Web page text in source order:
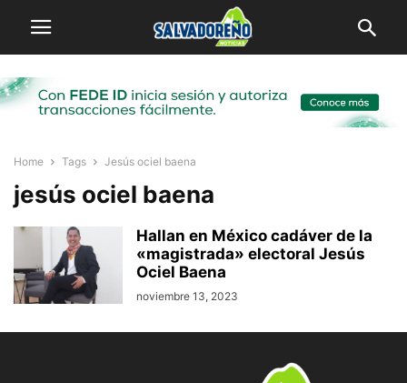
Home Tags Jesús ociel baena
jesús ociel baena
Hallan en México cadáver de la
«magistrada» electoral Jesús
Ociel Baena
noviembre 13, 2023